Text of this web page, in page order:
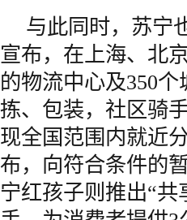
与此同时，苏宁
宣布，在上海、北
的物流中心及350
拣、包装，社区骑
现全国范围内就近
布，向符合条件的
宁红孩子则推出“共